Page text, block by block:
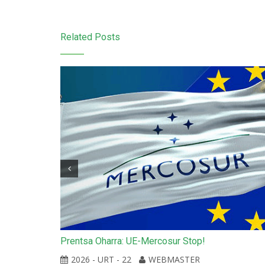
Related Posts
Prentsa Oharra: UE-Mercosur Stop!
2026 - URT - 22
WEBMASTER